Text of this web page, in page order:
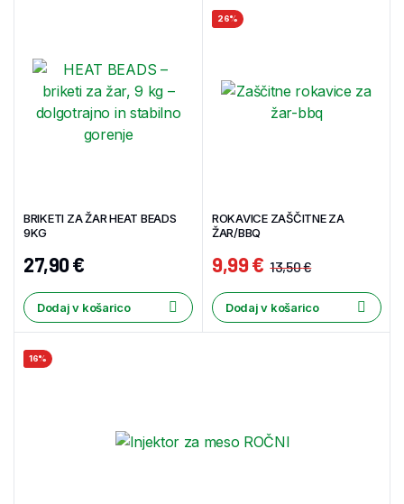
BRIKETI ZA ŽAR HEAT BEADS
9KG
27,90€
Dodaj v košarico
26%
ROKAVICE ZAŠČITNE ZA
ŽAR/BBQ
13,50€
9,99€
Dodaj v košarico
16%